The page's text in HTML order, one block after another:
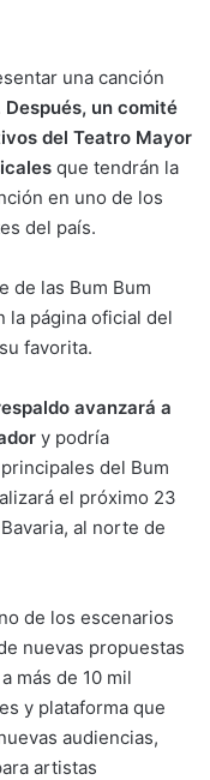
una canción
Después, un comité
del Teatro Mayor
que tendrán la
en uno de los
del país.
de las Bum Bum
la página oficial del
favorita.
avanzará a
y podría
del Bum
el próximo 23
al norte de
de los escenarios
nuevas propuestas
más de 10 mil
y plataforma que
audiencias,
artistas